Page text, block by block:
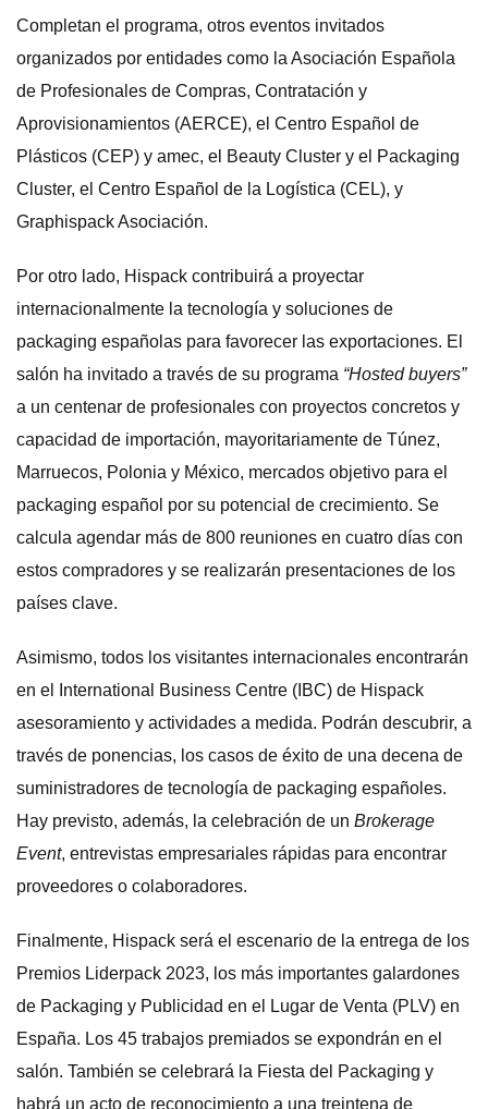
Completan el programa, otros eventos invitados
organizados por entidades como la Asociación Española
de Profesionales de Compras, Contratación y
Aprovisionamientos (AERCE), el Centro Español de
Plásticos (CEP) y amec, el Beauty Cluster y el Packaging
Cluster, el Centro Español de la Logística (CEL), y
Graphispack Asociación.
Por otro lado, Hispack contribuirá a proyectar
internacionalmente la tecnología y soluciones de
packaging españolas para favorecer las exportaciones. El
salón ha invitado a través de su programa “Hosted buyers”
a un centenar de profesionales con proyectos concretos y
capacidad de importación, mayoritariamente de Túnez,
Marruecos, Polonia y México, mercados objetivo para el
packaging español por su potencial de crecimiento. Se
calcula agendar más de 800 reuniones en cuatro días con
estos compradores y se realizarán presentaciones de los
países clave.
Asimismo, todos los visitantes internacionales encontrarán
en el International Business Centre (IBC) de Hispack
asesoramiento y actividades a medida. Podrán descubrir, a
través de ponencias, los casos de éxito de una decena de
suministradores de tecnología de packaging españoles.
Hay previsto, además, la celebración de un Brokerage
Event, entrevistas empresariales rápidas para encontrar
proveedores o colaboradores.
Finalmente, Hispack será el escenario de la entrega de los
Premios Liderpack 2023, los más importantes galardones
de Packaging y Publicidad en el Lugar de Venta (PLV) en
España. Los 45 trabajos premiados se expondrán en el
salón. También se celebrará la Fiesta del Packaging y
habrá un acto de reconocimiento a una treintena de